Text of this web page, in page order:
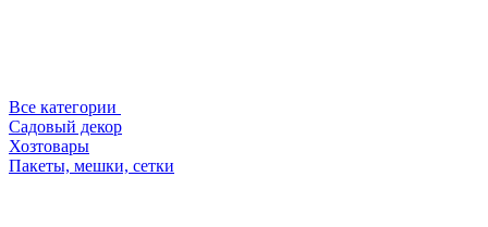
Все категории
Садовый декор
Хозтовары
Пакеты, мешки, сетки